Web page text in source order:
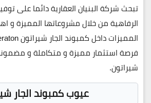
تبحث شركة البنيان العقارية دائما على
الرفاهية من خلال مشروعاتها المميزة و
فرصة استثمار مميزة و متكاملة و
شيراتون.
عيوب كمبوند الجار